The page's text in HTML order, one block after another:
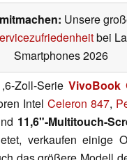
Unsere
bei
Smartphones 2026
Zoll-Serie VivoBook
Intel Celeron 847,
11,6"-Multitouch-
verkaufen einige